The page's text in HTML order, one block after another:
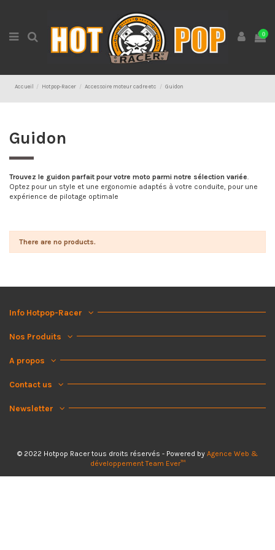
0
Accueil Hotpop-Racer Accessoire moteur cadre etc Guidon
Guidon
Trouvez le guidon parfait pour votre moto parmi notre sélection variée
Optez pour un style et une ergonomie adaptés à votre conduite, pour une
expérience de pilotage optimale
There are no products.
Info Hotpop-Racer
Nos Produits
A propos
Contact us
Newsletter
© 2022 Hotpop Racer tous droits réservés - Powered by Agence Web &
développement Team Ever™